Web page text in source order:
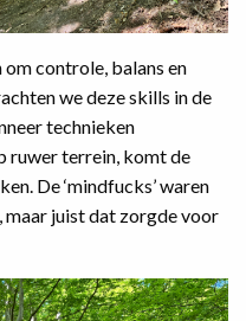
controle, balans en
we deze skills in de
technieken
ruwer terrein, komt de
De ‘mindfucks’ waren
maar juist dat zorgde voor